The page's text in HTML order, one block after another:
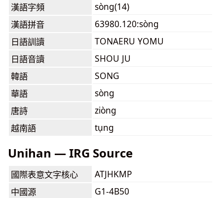
漢語字頻
sòng(14)
漢語拼音
63980.120:sòng
日語訓讀
TONAERU YOMU
日語音讀
SHOU JU
韓語
SONG
華語
sòng
唐詩
ziòng
越南語
tụng
Unihan — IRG Source
國際表意文字核心
ATJHKMP
中國源
G1-4B50